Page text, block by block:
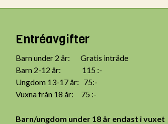
Entréavgifter
Barn under 2 år: Gratis inträde
Barn 2-12 år: 115 :-
Ungdom 13-17 år: 75:-
Vuxna från 18 år: 75 :-
Barn/ungdom under 18 år endast i vuxet